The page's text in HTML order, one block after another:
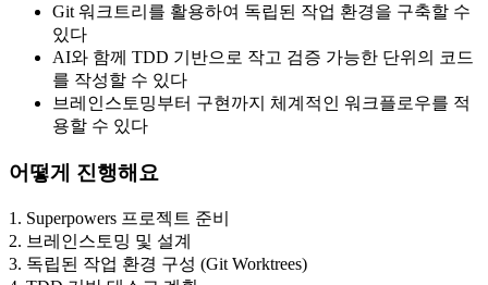
Git 워크트리를 활용하여 독립된 작업 환경을 구축할 수
있다
AI와 함께 TDD 기반으로 작고 검증 가능한 단위의 코드
를 작성할 수 있다
브레인스토밍부터 구현까지 체계적인 워크플로우를 적
용할 수 있다
어떻게 진행해요
1 . Superpowers 프로젝트 준비
2. 브레인스토밍 및 설계
3. 독립된 작업 환경 구성 (Git Worktrees)